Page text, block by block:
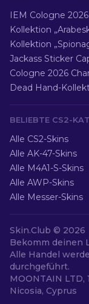
IEM Cologne 2026
Kollektion
Kollektion
Jackass Sticker
Cologne 2026
Dead Hand-
BELIEBTE CS2-
Alle CS2-Skins
Alle AK-47-Skins
Alle M4A1-S-Skins
Alle AWP-Skins
Alle Messer-Skins
Skin.Club © 2026
Bekomm deinen
Alle Handel
durchgeführt.
MOONTAIN LTD,
Nicosia, Cyprus